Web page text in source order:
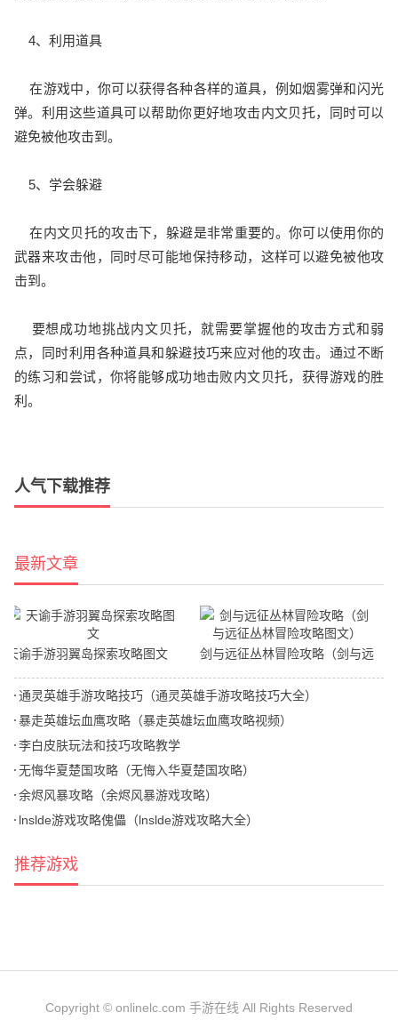
4、利用道具
在游戏中，你可以获得各种各样的道具，例如烟雾弹和闪光
弹。利用这些道具可以帮助你更好地攻击内文贝托，同时可以
避免被他攻击到。
5、学会躲避
在内文贝托的攻击下，躲避是非常重要的。你可以使用你的
武器来攻击他，同时尽可能地保持移动，这样可以避免被他攻
击到。
要想成功地挑战内文贝托，就需要掌握他的攻击方式和弱
点，同时利用各种道具和躲避技巧来应对他的攻击。通过不断
的练习和尝试，你将能够成功地击败内文贝托，获得游戏的胜
利。
人气下载推荐
最新文章
天谕手游羽翼岛探索攻略图文
剑与远征丛林冒险攻略（剑与远
征丛林冒险攻略图文）
通灵英雄手游攻略技巧（通灵英雄手游攻略技巧大全）
暴走英雄坛血鹰攻略（暴走英雄坛血鹰攻略视频）
李白皮肤玩法和技巧攻略教学
无悔华夏楚国攻略（无悔入华夏楚国攻略）
余烬风暴攻略（余烬风暴游戏攻略）
lnslde游戏攻略傀儡（lnslde游戏攻略大全）
推荐游戏
Copyright © onlinelc.com 手游在线 All Rights Reserved